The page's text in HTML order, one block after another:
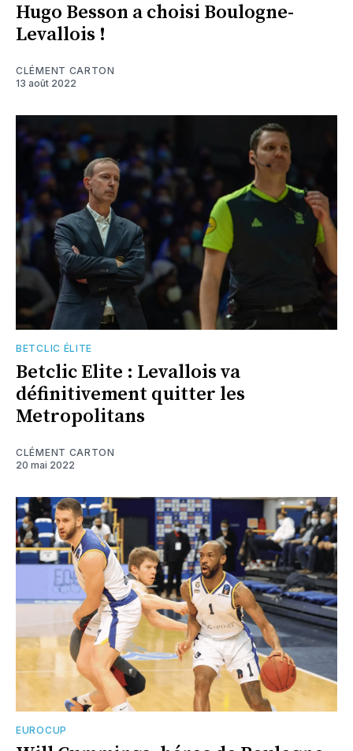
Hugo Besson a choisi Boulogne-
Levallois !
CLÉMENT CARTON
13 août 2022
BETCLIC ÉLITE
Betclic Elite : Levallois va
définitivement quitter les
Metropolitans
CLÉMENT CARTON
20 mai 2022
EUROCUP